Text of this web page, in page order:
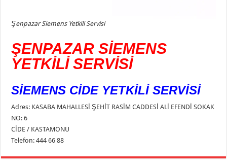
Şenpazar Siemens Yetkili Servisi
ŞENPAZAR SİEMENS
YETKİLİ SERVİSİ
SİEMENS CİDE YETKİLİ SERVİSİ
Adres: KASABA MAHALLESİ ŞEHİT RASİM CADDESİ ALİ EFENDİ SOKAK
NO: 6
CİDE / KASTAMONU
Telefon: 444 66 88